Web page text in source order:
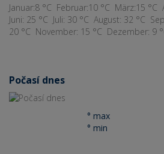
Januar:8 °C Februar:10 °C März:15 °C
Juni: 25 °C Juli: 30 °C August: 32 °C
20 °C November: 15 °C Dezember: 9
Počasí dnes
° max
° min